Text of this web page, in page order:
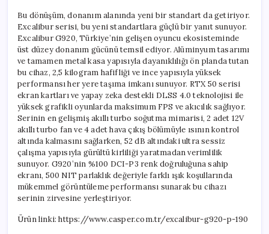
Bu dönüşüm, donanım alanında yeni bir standart da getiriyor.
Excalibur serisi, bu yeni standartlara güçlü bir yanıt sunuyor.
Excalibur G920, Türkiye’nin gelişen oyuncu ekosisteminde
üst düzey donanım gücünü temsil ediyor. Alüminyum tasarımı
ve tamamen metal kasa yapısıyla dayanıklılığı ön planda tutan
bu cihaz, 2,5 kilogram hafifliği ve ince yapısıyla yüksek
performansı her yere taşıma imkanı sunuyor. RTX 50 serisi
ekran kartları ve yapay zeka destekli DLSS 4.0 teknolojisi ile
yüksek grafikli oyunlarda maksimum FPS ve akıcılık sağlıyor.
Serinin en gelişmiş akıllı turbo soğutma mimarisi, 2 adet 12V
akıllı turbo fan ve 4 adet hava çıkış bölümüyle ısının kontrol
altında kalmasını sağlarken, 52 dB altındaki ultra sessiz
çalışma yapısıyla gürültü kirliliği yaratmadan verimlilik
sunuyor. G920’nin %100 DCI-P3 renk doğruluğuna sahip
ekranı, 500 NIT parlaklık değeriyle farklı ışık koşullarında
mükemmel görüntüleme performansı sunarak bu cihazı
serinin zirvesine yerleştiriyor.
Ürün linki: https://www.casper.com.tr/excalibur-g920-p-190